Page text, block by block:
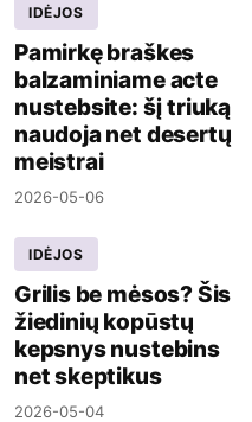
IDĖJOS
Pamirkę braškes
balzaminiame acte
nustebsite: šį triuką
naudoja net desertų
meistrai
2026-05-06
IDĖJOS
Grilis be mėsos? Šis
žiedinių kopūstų
kepsnys nustebins
net skeptikus
2026-05-04